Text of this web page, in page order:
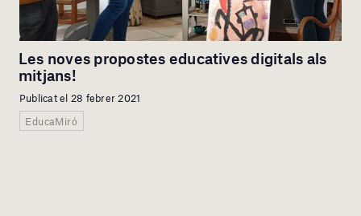
Les noves propostes educatives digitals als
mitjans!
Publicat el 28 febrer 2021
EducaMiró